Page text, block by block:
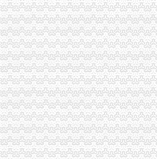
工商银行重庆渝中邹容路网点信息地址_客
渝中区代办公司
Hempel汉帛女装品牌贵代理商_代理机构_中
重庆渝中工商注册代办价格浅析代理企业年
重庆渝中千年电器代理|重庆渝中千年电器代